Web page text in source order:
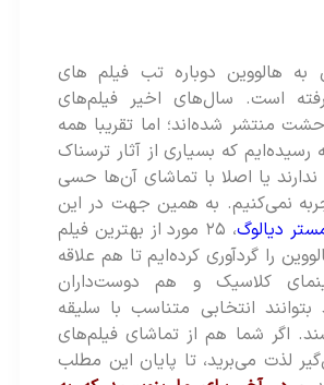
هالووین دوباره تب فیلم‌ های
است. سال‌های اخیر فیلم‌های
منتشر شده‌اند؛ اما تقریبا همه
رسیده‌ایم که بسیاری از آثار ترسناک
یا اصلا با تماشای آن‌ها حسی
نمی‌کنیم. به همین جهت در این
دیالوگ
، ۲۵ مورد از بهترین فیلم‌
را گردآوری کرده‌ایم تا هم علاقه‌
کلاسیک و هم دوست‌داران
انتخابی متناسب با سلیقه
اگر شما هم از تماشای فیلم‌های
لذت می‌برید، تا پایان این مطلب